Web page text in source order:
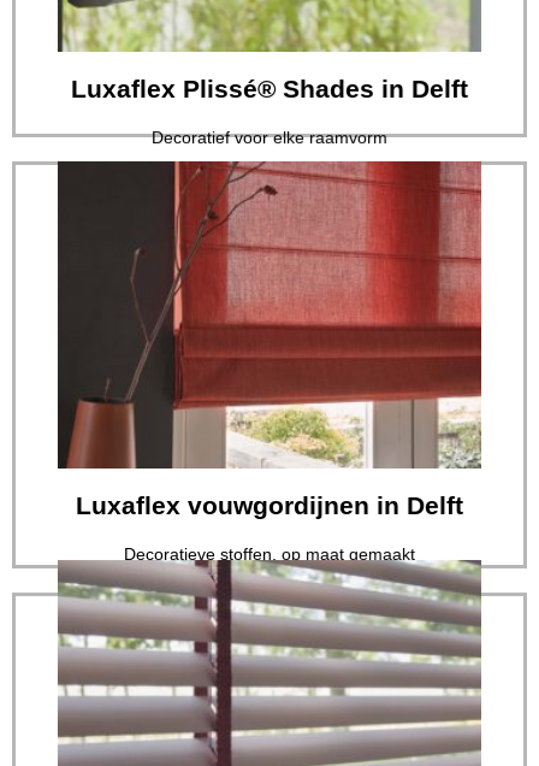
Luxaflex Plissé® Shades in Delft
Decoratief voor elke raamvorm
Luxaflex vouwgordijnen in Delft
Decoratieve stoffen, op maat gemaakt
Luxaflex vouwgordijnen in Delft
Eradus Zonwering heeft de meest veelzijdige collectie
op het gebied van raamdecoratie...
Lees verder
Lees verder